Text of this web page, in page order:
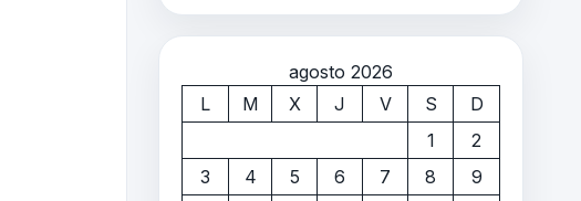
agosto 2026
L
M X J V S
D
1
2
3
4 5 6 7 8
9